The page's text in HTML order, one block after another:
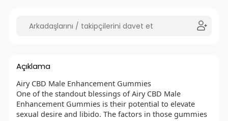
Açıklama
Airy CBD Male Enhancement Gummies
One of the standout blessings of Airy CBD Male
Enhancement Gummies is their potential to elevate
sexual desire and libido. The factors in those gummies